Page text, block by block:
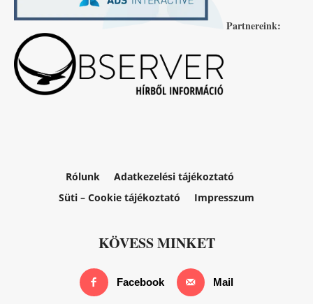
Partnereink:
Rólunk
Adatkezelési tájékoztató
Süti – Cookie tájékoztató
Impresszum
KÖVESS MINKET
Facebook Mail